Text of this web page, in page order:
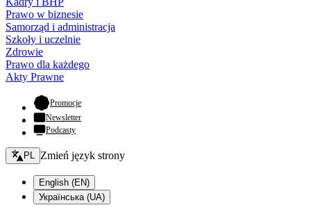
Prawo w biznesie
Samorząd i administracja
Szkoły i uczelnie
Zdrowie
Prawo dla każdego
Akty Prawne
Promocje- otwiera się w nowej karcie
Newsletter
Podcasty
Zmień język - bieżący:
PL Zmień język strony
English (EN)
Українська (UA)